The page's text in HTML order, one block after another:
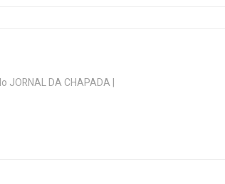
JORNAL DA CHAPADA |